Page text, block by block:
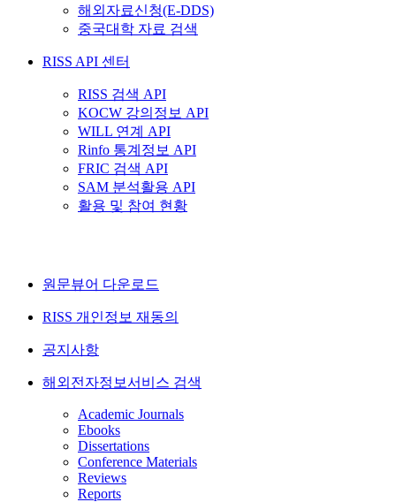
해외자료신청(E-DDS)
중국대학 자료 검색
RISS API 센터
RISS 검색 API
KOCW 강의정보 API
WILL 연계 API
Rinfo 통계정보 API
FRIC 검색 API
SAM 분석활용 API
활용 및 참여 현황
원문뷰어 다운로드
RISS 개인정보 재동의
공지사항
해외전자정보서비스 검색
Academic Journals
Ebooks
Dissertations
Conference Materials
Reviews
Reports